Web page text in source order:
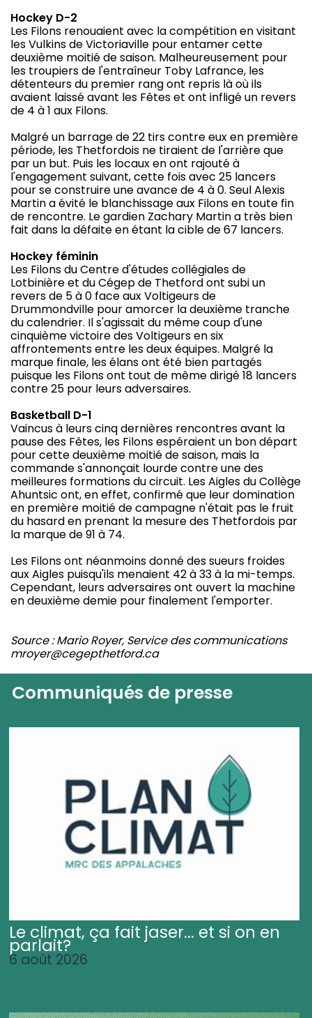
Hockey D-2
Les Filons renouaient avec la compétition en visitant
les Vulkins de Victoriaville pour entamer cette
deuxième moitié de saison. Malheureusement pour
les troupiers de l'entraîneur Toby Lafrance, les
détenteurs du premier rang ont repris là où ils
avaient laissé avant les Fêtes et ont infligé un revers
de 4 à 1 aux Filons.
Malgré un barrage de 22 tirs contre eux en première
période, les Thetfordois ne tiraient de l'arrière que
par un but. Puis les locaux en ont rajouté à
l'engagement suivant, cette fois avec 25 lancers
pour se construire une avance de 4 à 0. Seul Alexis
Martin a évité le blanchissage aux Filons en toute fin
de rencontre. Le gardien Zachary Martin a très bien
fait dans la défaite en étant la cible de 67 lancers.
Hockey féminin
Les Filons du Centre d'études collégiales de
Lotbinière et du Cégep de Thetford ont subi un
revers de 5 à 0 face aux Voltigeurs de
Drummondville pour amorcer la deuxième tranche
du calendrier. Il s'agissait du même coup d'une
cinquième victoire des Voltigeurs en six
affrontements entre les deux équipes. Malgré la
marque finale, les élans ont été bien partagés
puisque les Filons ont tout de même dirigé 18 lancers
contre 25 pour leurs adversaires.
Basketball D-1
Vaincus à leurs cinq dernières rencontres avant la
pause des Fêtes, les Filons espéraient un bon départ
pour cette deuxième moitié de saison, mais la
commande s'annonçait lourde contre une des
meilleures formations du circuit. Les Aigles du Collège
Ahuntsic ont, en effet, confirmé que leur domination
en première moitié de campagne n'était pas le fruit
du hasard en prenant la mesure des Thetfordois par
la marque de 91 à 74.
Les Filons ont néanmoins donné des sueurs froides
aux Aigles puisqu'ils menaient 42 à 33 à la mi-temps.
Cependant, leurs adversaires ont ouvert la machine
en deuxième demie pour finalement l'emporter.
Source : Mario Royer, Service des communications
mroyer@cegepthetford.ca
Communiqués de presse
Le climat, ça fait jaser... et si on en
parlait?
6 août 2026